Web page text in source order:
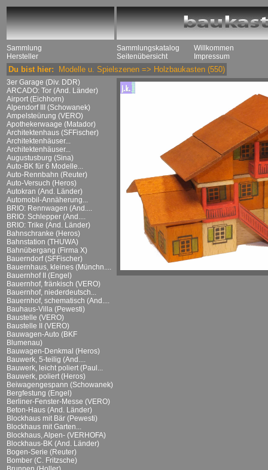
Sammlung
Hersteller
Sammlungskatalog
Seitenübersicht
Willkommen
Impressum
Du bist hier: Modelle u. Spielszenen => Holzbaukasten (550)
3er Garage (Div. DDR)
ARCADO: Tor (And. Länder)
Airport (Eichhorn)
Alpendorf III (Schowanek)
Ampelsteürung (VERO)
Apothekerwaage (Matador)
Architektenhaus (SFFischer)
Architektenhäuser...
Architektenhäuser...
Augustusburg (Sina)
Auto-BK für 6 Modelle...
Auto-Rennbahn (Reuter)
Auto-Versuch (Heros)
Autokran (And. Länder)
Automobil-Annäherung...
BRIO: Rennwagen (And....
BRIO: Schlepper (And....
BRIO: Trike (And. Länder)
Bahnschranke (Heros)
Bahnstation (THUWA)
Bahnübergang (Firma X)
Bauerndorf (SFFischer)
Bauernhaus, kleines (Münchn....
Bauernhof II (Engel)
Bauernhof, fränkisch (VERO)
Bauernhof, niederdeutsch...
Bauernhof, schematisch (And....
Bauhaus-Villa (Pewesti)
Baustelle (VERO)
Baustelle II (VERO)
Bauwagen-Auto (BKF
Blumenau)
Bauwagen-Denkmal (Heros)
Bauwerk, 5-teilig (And....
Bauwerk, leicht poliert (Paul...
Bauwerk, poliert (Heros)
Beiwagengespann (Schowanek)
Bergfestung (Engel)
Berliner-Fenster-Messe (VERO)
Beton-Haus (And. Länder)
Blockhaus mit Bär (Pewesti)
Blockhaus mit Garten...
Blockhaus, Alpen- (VERHOFA)
Blockhaus-BK (And. Länder)
Bogen-Serie (Reuter)
Bomber (C. Fritzsche)